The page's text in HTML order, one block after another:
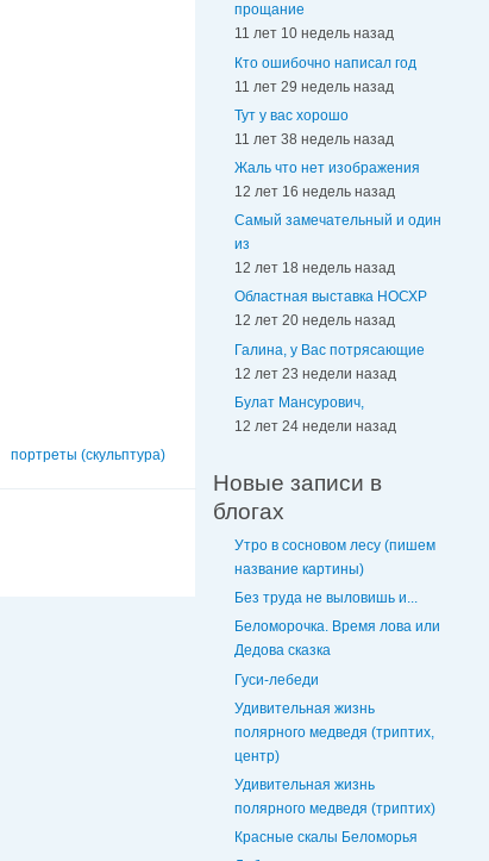
портреты (скульптура)
прощание
11 лет 10 недель назад
Кто ошибочно написал год
11 лет 29 недель назад
Тут у вас хорошо
11 лет 38 недель назад
Жаль что нет изображения
12 лет 16 недель назад
Самый замечательный и один
из
12 лет 18 недель назад
Областная выставка НОСХР
12 лет 20 недель назад
Галина, у Вас потрясающие
12 лет 23 недели назад
Булат Мансурович,
12 лет 24 недели назад
Новые записи в
блогах
Утро в сосновом лесу (пишем
название картины)
Без труда не выловишь и...
Беломорочка. Время лова или
Дедова сказка
Гуси-лебеди
Удивительная жизнь
полярного медведя (триптих,
центр)
Удивительная жизнь
полярного медведя (триптих)
Красные скалы Беломорья